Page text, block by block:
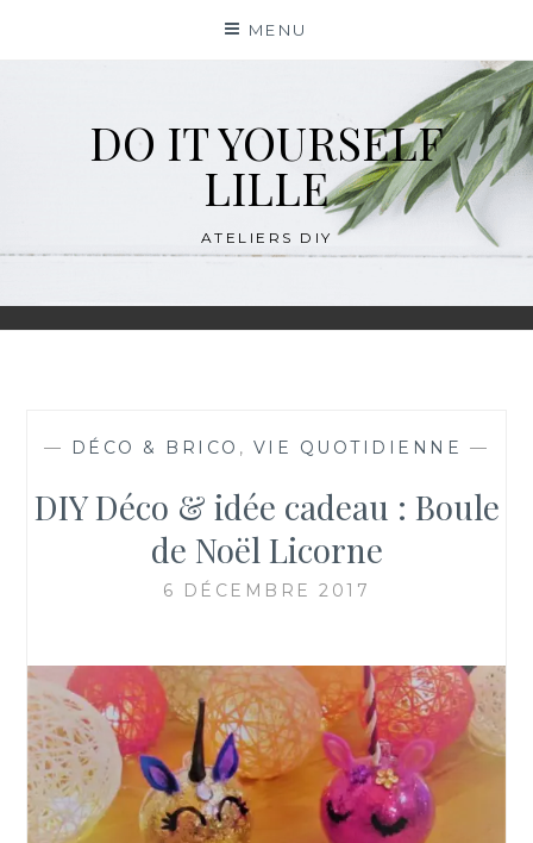
MENU
DO IT YOURSELF
LILLE
ATELIERS DIY
— DÉCO & BRICO , VIE QUOTIDIENNE —
DIY Déco & idée cadeau : Boule
de Noël Licorne
6 DÉCEMBRE 2017